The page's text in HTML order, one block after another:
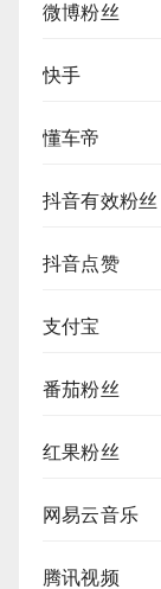
微博粉丝
快手
懂车帝
抖音有效粉丝
抖音点赞
支付宝
番茄粉丝
红果粉丝
网易云音乐
腾讯视频